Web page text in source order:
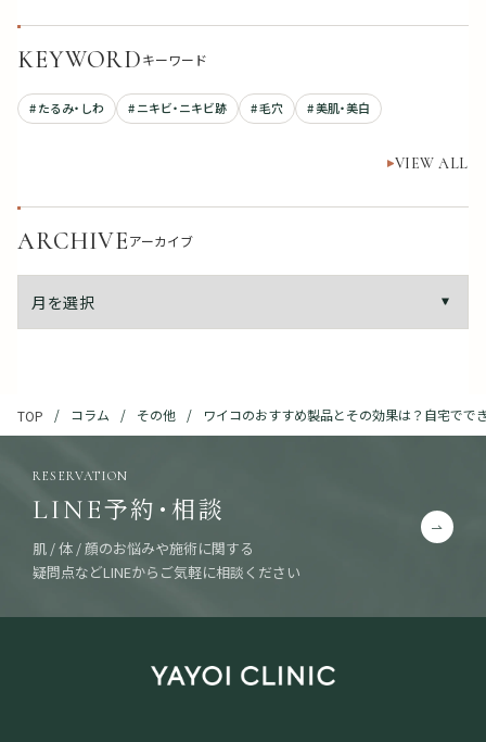
KEYWORDキーワード
# たるみ・しわ # ニキビ・ニキビ跡 # 毛穴 # 美肌・美白
VIEW ALL
ARCHIVEアーカイブ
TOP コラム その他 ワイコのおすすめ製品とその効果は？自宅でで
LINE予約・相談
RESERVATION
肌 / 体 / 顔のお悩みや施術に関する
疑問点などLINEからご気軽に相談ください